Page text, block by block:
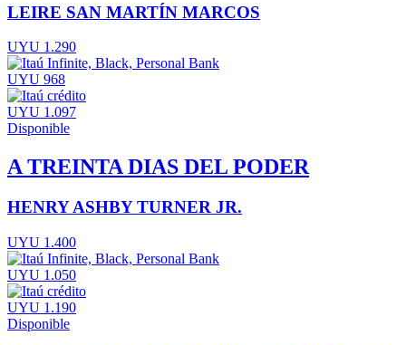
LEIRE SAN MARTÍN MARCOS
UYU 1.290
UYU 968
UYU 1.097
Disponible
A TREINTA DIAS DEL PODER
HENRY ASHBY TURNER JR.
UYU 1.400
UYU 1.050
UYU 1.190
Disponible